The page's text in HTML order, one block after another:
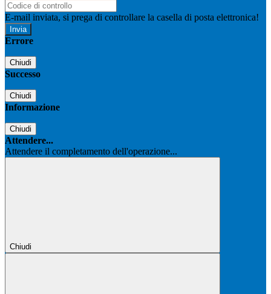
E-mail inviata, si prega di controllare la casella di posta elettronica!
Errore
Chiudi
Successo
Chiudi
Informazione
Chiudi
Attendere...
Attendere il completamento dell'operazione...
Chiudi